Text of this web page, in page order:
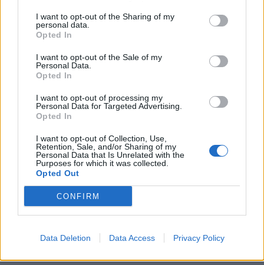
I want to opt-out of the Sharing of my
personal data.
Opted In
I want to opt-out of the Sale of my
Personal Data.
Opted In
I want to opt-out of processing my
Personal Data for Targeted Advertising.
Opted In
I want to opt-out of Collection, Use,
Retention, Sale, and/or Sharing of my
Personal Data that Is Unrelated with the
Purposes for which it was collected.
Opted Out
CONFIRM
Data Deletion Data Access Privacy Policy
Gadgets
Gadgets | Zubehör | Hardware Reviews
Gadgets | Zubehör | Technik
Game Previews
PlayStation
Preishits | Sonderangebote
Sonderartikel
Store Update DACH PlayStation Plus
BELIEBT
gesichert